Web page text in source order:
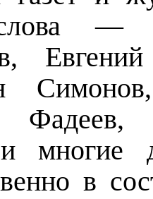
—
многие
в